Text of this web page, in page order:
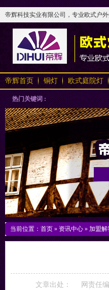
帝辉科技实业有限公司，专业欧式户
帝辉首页 铜灯 欧式庭院灯
热门关键词 :
当前位置： 首页 » 资讯中心 » 加盟解
文章出处： 网责任